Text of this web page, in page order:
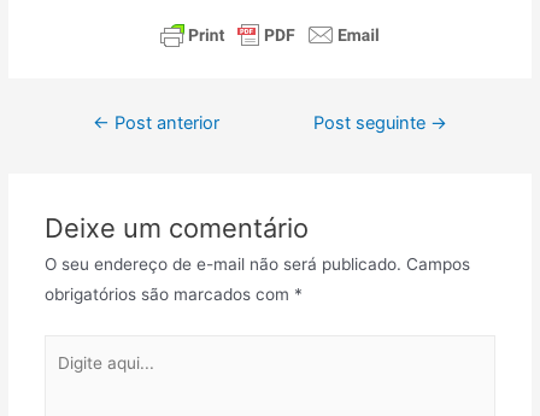
← Post anterior Post seguinte →
Deixe um comentário
O seu endereço de e-mail não será publicado. Campos
obrigatórios são marcados com *